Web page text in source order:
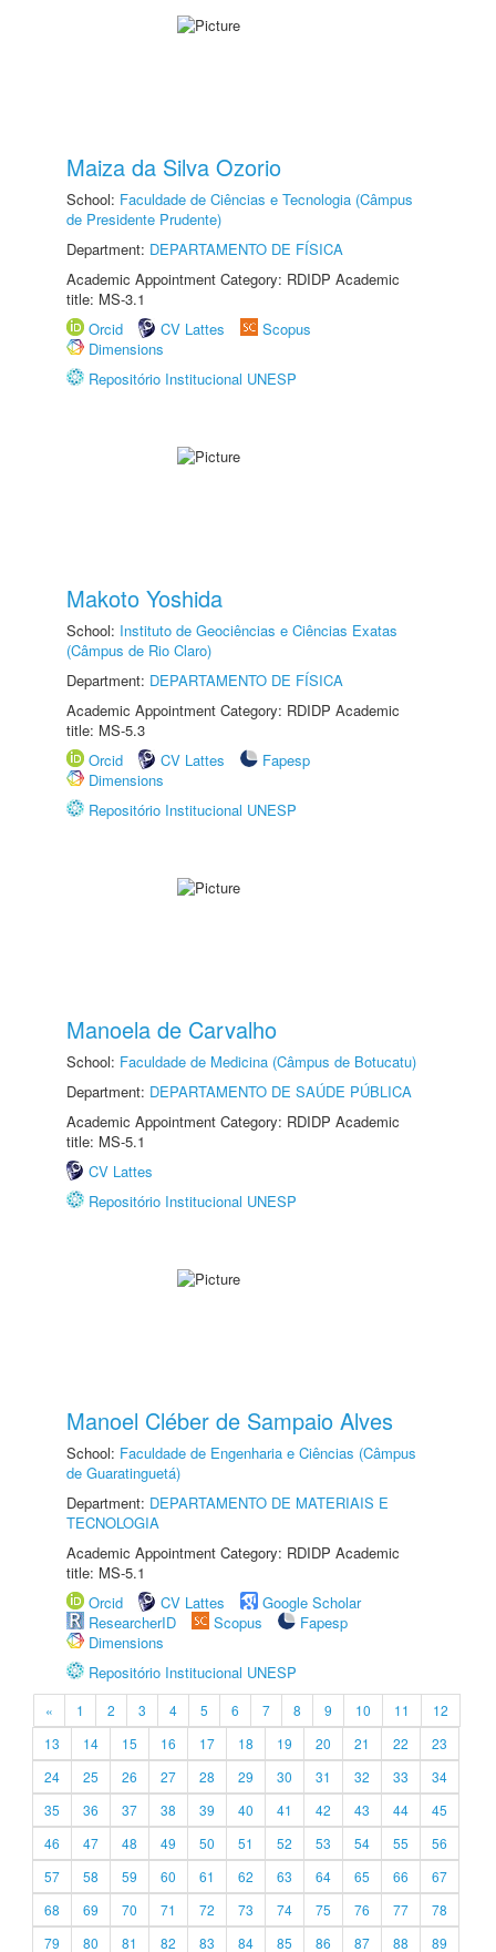
Maiza da Silva Ozorio
School: Faculdade de Ciências e Tecnologia (Câmpus
de Presidente Prudente)
Department: DEPARTAMENTO DE FÍSICA
Academic Appointment Category: RDIDP Academic
title: MS-3.1
Orcid
CV Lattes
Scopus
Dimensions
Repositório Institucional UNESP
Makoto Yoshida
School: Instituto de Geociências e Ciências Exatas
(Câmpus de Rio Claro)
Department: DEPARTAMENTO DE FÍSICA
Academic Appointment Category: RDIDP Academic
title: MS-5.3
Orcid
CV Lattes
Fapesp
Dimensions
Repositório Institucional UNESP
Manoela de Carvalho
School: Faculdade de Medicina (Câmpus de Botucatu)
Department: DEPARTAMENTO DE SAÚDE PÚBLICA
Academic Appointment Category: RDIDP Academic
title: MS-5.1
CV Lattes
Repositório Institucional UNESP
Manoel Cléber de Sampaio Alves
School: Faculdade de Engenharia e Ciências (Câmpus
de Guaratinguetá)
Department: DEPARTAMENTO DE MATERIAIS E
TECNOLOGIA
Academic Appointment Category: RDIDP Academic
title: MS-5.1
Orcid
CV Lattes
Google Scholar
ResearcherID
Scopus
Fapesp
Dimensions
Repositório Institucional UNESP
« 1 2 3 4 5 6 7 8 9 10 11
12
13
14 15 16 17 18 19 20 21 22
23
24
25 26 27 28 29 30 31 32 33
34
35
36 37 38 39 40 41 42 43 44
45
46
47 48 49 50 51 52 53 54 55
56
57
58 59 60 61 62 63 64 65 66
67
68
69 70 71 72 73 74 75 76 77
78
79
80 81 82 83 84 85 86 87 88
89